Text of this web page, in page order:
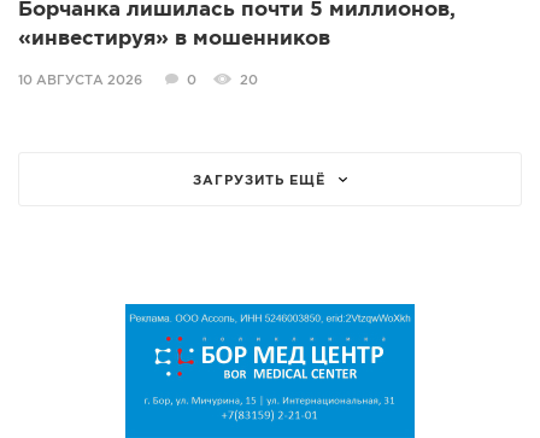
Борчанка лишилась почти 5 миллионов,
«инвестируя» в мошенников
10 АВГУСТА 2026 0 20
ЗАГРУЗИТЬ ЕЩЁ